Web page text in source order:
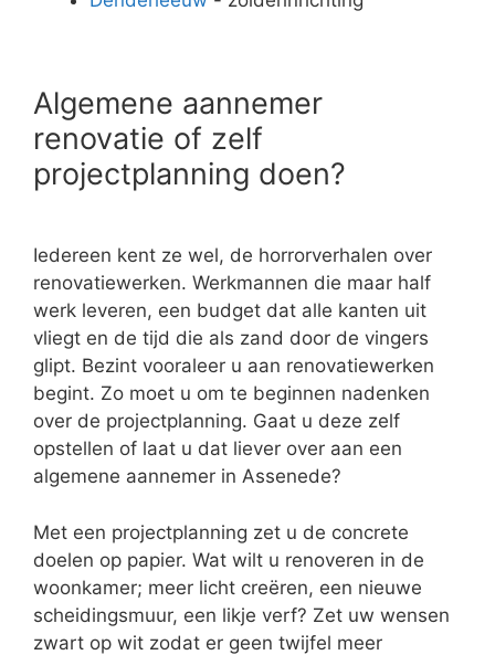
Algemene aannemer
renovatie of zelf
projectplanning doen?
Iedereen kent ze wel, de horrorverhalen over
renovatiewerken. Werkmannen die maar half
werk leveren, een budget dat alle kanten uit
vliegt en de tijd die als zand door de vingers
glipt. Bezint vooraleer u aan renovatiewerken
begint. Zo moet u om te beginnen nadenken
over de projectplanning. Gaat u deze zelf
opstellen of laat u dat liever over aan een
algemene aannemer in Assenede?
Met een projectplanning zet u de concrete
doelen op papier. Wat wilt u renoveren in de
woonkamer; meer licht creëren, een nieuwe
scheidingsmuur, een likje verf? Zet uw wensen
zwart op wit zodat er geen twijfel meer